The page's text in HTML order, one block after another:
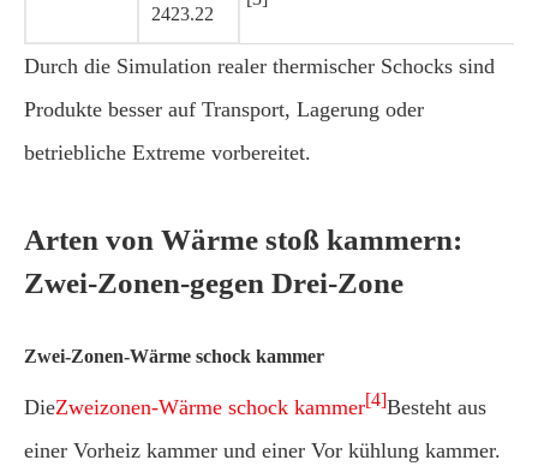
2423.22
Durch die Simulation realer thermischer Schocks sind
Produkte besser auf Transport, Lagerung oder
betriebliche Extreme vorbereitet.
Arten von Wärme stoß kammern:
Zwei-Zonen-gegen Drei-Zone
Zwei-Zonen-Wärme schock kammer
DieZweizonen-Wärme schock kammer[4]Besteht aus
einer Vorheiz kammer und einer Vor kühlung kammer.